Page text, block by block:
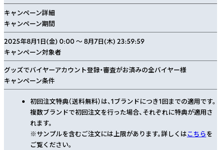
キャンペーン詳細
キャンペーン期間
2025年8月1日(金) 0:00 ～ 8月7日(木) 23:59:59
キャンペーン対象者
グッズでバイヤーアカウント登録・審査がお済みの全バイヤー様
キャンペーン条件
初回注文特典（送料無料）は、1ブランドにつき1回までの適用です。
複数ブランドで初回注文を行った場合、それぞれに特典が適用さ
れます。
※サンプルを含むご注文には上限があります。詳しくはこちらを
ご覧ください。